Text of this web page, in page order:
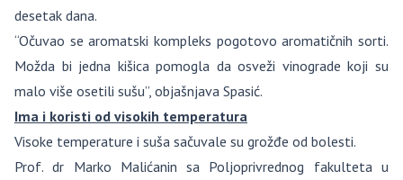
desetak dana.
“Očuvao se aromatski kompleks pogotovo aromatičnih sorti.
Možda bi jedna kišica pomogla da osveži vinograde koji su
malo više osetili sušu”, objašnjava Spasić.
Ima i koristi od visokih temperatura
Visoke temperature i suša sačuvale su grožđe od bolesti.
Prof. dr Marko Malićanin sa Poljoprivrednog fakulteta u